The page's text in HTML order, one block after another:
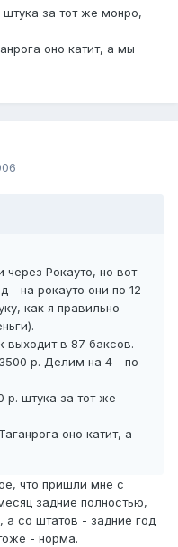
за тот же монро,
оно катит, а мы
Рокауто, но вот
- на рокауто они по 12
как я правильно
выходит в 87 баксов.
р. Делим на 4 - по
р. штука за тот же
оно катит, а
что пришли мне с
задние полностью,
а со штатов - задние год
- норма.